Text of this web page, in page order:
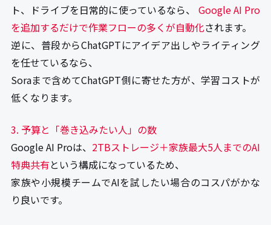
ト、ドライブを日常的に使っているなら、 Google AI Pro
を追加するだけで作業フローの多くが自動化されます。
逆に、普段からChatGPTにアイデア出しやライティング
を任せているなら、
Soraまで含めてChatGPT側に寄せた方が、学習コストが
低くなります。
3. 予算と「巻き込みたい人」の数
Google AI Proは、 2TBストレージ＋家族最大5人までのAI
特典共有という構成になっているため、
家族や小規模チームでAIを試したい場合のコスパがかな
り良いです。